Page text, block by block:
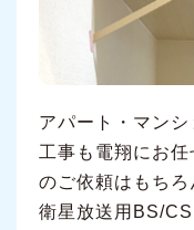
アパート・マン
工事も電翔にお
のご依頼はもち
衛星放送用BS/